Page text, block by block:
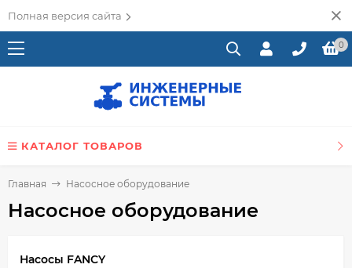
Полная версия сайта
0
КАТАЛОГ ТОВАРОВ
Главная Насосное оборудование
Насосное оборудование
Насосы FANCY